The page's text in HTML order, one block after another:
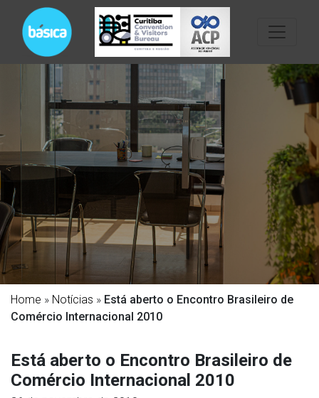
Home » Notícias » Está aberto o Encontro Brasileiro de
Comércio Internacional 2010
Está aberto o Encontro Brasileiro de
Comércio Internacional 2010